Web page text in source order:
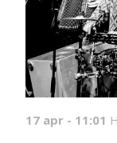
17 apr - 11:01